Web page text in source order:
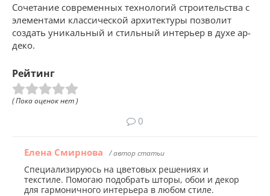
Сочетание современных технологий строительства с
элементами классической архитектуры позволит
создать уникальный и стильный интерьер в духе ар-
деко.
Рейтинг
( Пока оценок нет )
0
Елена Смирнова / автор статьи
Специализируюсь на цветовых решениях и
текстиле. Помогаю подобрать шторы, обои и декор
для гармоничного интерьера в любом стиле.